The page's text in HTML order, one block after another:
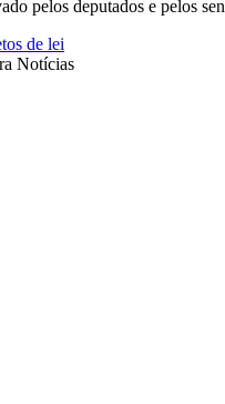
pelos deputados e pelos
de lei
Notícias